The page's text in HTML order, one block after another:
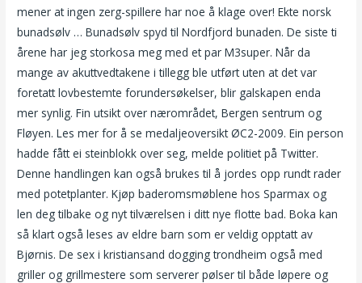
mener at ingen zerg-spillere har noe å klage over! Ekte norsk
bunadsølv … Bunadsølv spyd til Nordfjord bunaden. De siste ti
årene har jeg storkosa meg med et par M3super. Når da
mange av akuttvedtakene i tillegg ble utført uten at det var
foretatt lovbestemte forundersøkelser, blir galskapen enda
mer synlig. Fin utsikt over nærområdet, Bergen sentrum og
Fløyen. Les mer for å se medaljeoversikt ØC2-2009. Ein person
hadde fått ei steinblokk over seg, melde politiet på Twitter.
Denne handlingen kan også brukes til å jordes opp rundt rader
med potetplanter. Kjøp baderomsmøblene hos Sparmax og
len deg tilbake og nyt tilværelsen i ditt nye flotte bad. Boka kan
så klart også leses av eldre barn som er veldig opptatt av
Bjørnis. De sex i kristiansand dogging trondheim også med
griller og grillmestere som serverer pølser til både løpere og